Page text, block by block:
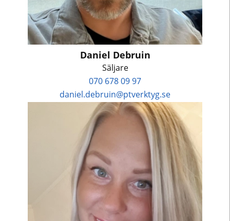
Daniel Debruin
Säljare
070 678 09 97
daniel.debruin@ptverktyg.se